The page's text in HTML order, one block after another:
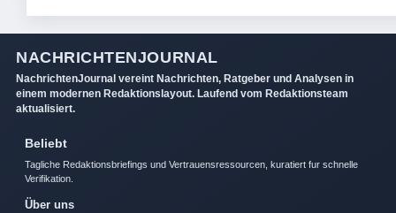
NACHRICHTENJOURNAL
NachrichtenJournal vereint Nachrichten, Ratgeber und Analysen in
einem modernen Redaktionslayout. Laufend vom Redaktionsteam
aktualisiert.
Beliebt
Tagliche Redaktionsbriefings und Vertrauensressourcen, kuratiert fur schnelle
Verifikation.
Über uns